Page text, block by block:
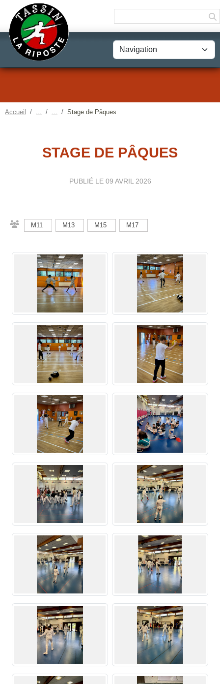
Accueil Stage de Pâques
STAGE DE PÂQUES
PUBLIÉ LE 09 AVRIL 2026
M11 M13 M15 M17
Panneau de gestion des cookies